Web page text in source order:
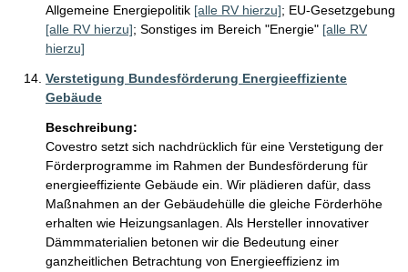
Allgemeine Energiepolitik [alle RV hierzu]; EU-Gesetzgebung
[alle RV hierzu]; Sonstiges im Bereich "Energie" [alle RV
hierzu]
Verstetigung Bundesförderung Energieeffiziente
Gebäude
Beschreibung:
Covestro setzt sich nachdrücklich für eine Verstetigung der
Förderprogramme im Rahmen der Bundesförderung für
energieeffiziente Gebäude ein. Wir plädieren dafür, dass
Maßnahmen an der Gebäudehülle die gleiche Förderhöhe
erhalten wie Heizungsanlagen. Als Hersteller innovativer
Dämmmaterialien betonen wir die Bedeutung einer
ganzheitlichen Betrachtung von Energieeffizienz im